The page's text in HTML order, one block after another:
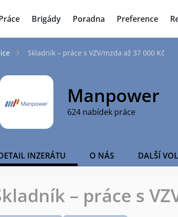
Brigády Poradna Preference
Skladník – práce s VZV/mzda až 37 000 Kč
Manpower
624 nabídek práce
INZERÁTU O NÁS DALŠÍ
– práce s